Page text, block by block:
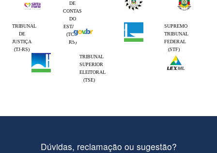
DE
CONTAS
DO
ESTADO
(TCE-
RS)
TRIBUNAL
DE
JUSTIÇA
(TJ-RS)
SUPREMO
TRIBUNAL
FEDERAL
(STF)
TRIBUNAL
SUPERIOR
ELEITORAL
(TSE)
Dúvidas, reclamação ou sugestão?